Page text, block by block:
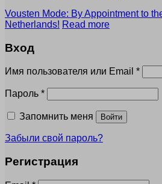
Vousten Mode: By Appointment to
Netherlands! Read more
Вход
Имя пользователя или Email *
Пароль *Обязательно
Запомнить меня Войти
Забыли свой пароль?
Регистрация